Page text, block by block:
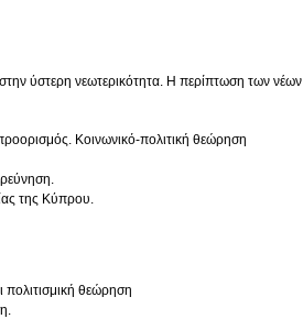
ύστερη νεωτερικότητα. Η περίπτωση των νέων
Κοινωνικό-πολιτική θεώρηση
της Κύπρου.
πολιτισμική θεώρηση